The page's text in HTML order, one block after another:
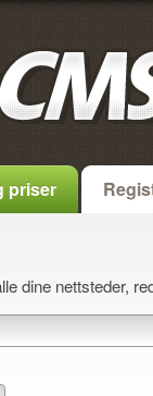
priser
dine nettsteder,